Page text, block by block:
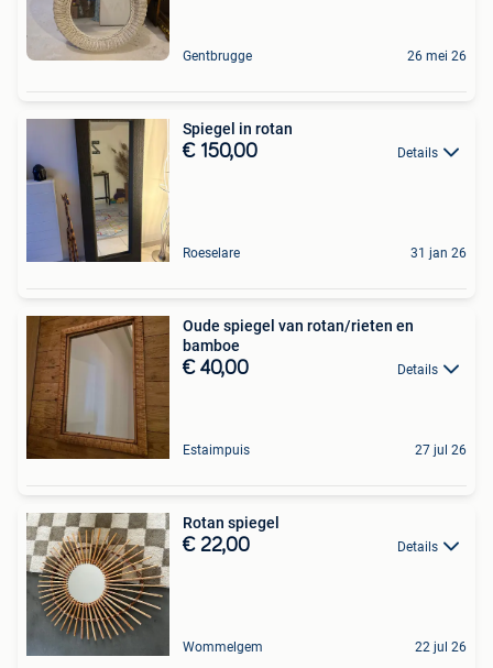
Gentbrugge 26 mei 26
Spiegel in rotan
€ 150,00 Details
Roeselare 31 jan 26
Oude spiegel van rotan/rieten en
bamboe
€ 40,00 Details
Estaimpuis 27 jul 26
Rotan spiegel
€ 22,00 Details
Wommelgem 22 jul 26